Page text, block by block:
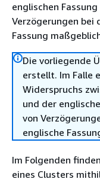
englischen
Verzögerungen bei
Fassung
Die vorliegende
erstellt. Im Falle
Widerspruchs
und der
von
englische
Im Folgenden
eines Clusters